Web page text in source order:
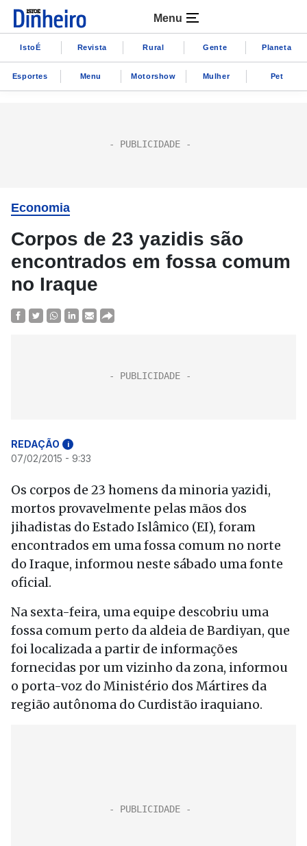
Menu
IstoÉ Revista Rural Gente Planeta
Esportes Menu Motorshow Mulher Pet
Economia
Corpos de 23 yazidis são
encontrados em fossa comum
no Iraque
REDAÇÃO i
07/02/2015 - 9:33
Os corpos de 23 homens da minoria yazidi,
mortos provavelmente pelas mãos dos
jihadistas do Estado Islâmico (EI), foram
encontrados em uma fossa comum no norte
do Iraque, informou neste sábado uma fonte
oficial.
Na sexta-feira, uma equipe descobriu uma
fossa comum perto da aldeia de Bardiyan, que
foi localizada a partir de informações
fornecidas por um vizinho da zona, informou
o porta-voz do Ministério dos Mártires da
região autônoma do Curdistão iraquiano.